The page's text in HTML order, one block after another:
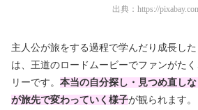
出典： https://
主人公が旅をする過程で学んだり成長し
は、王道のロードムービーでファンがた
リーです。 本当の自分探し・見つめ直し
が旅先で変わっていく様子が観られます。